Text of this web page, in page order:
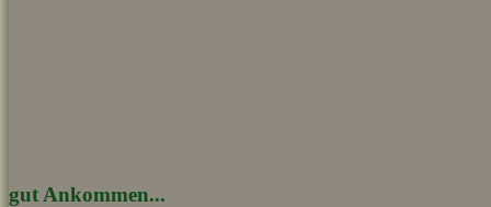
gut Ankommen...